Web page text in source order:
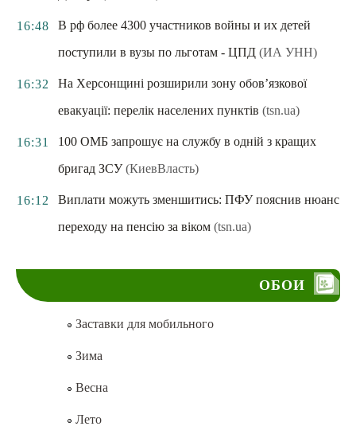
16:48
В рф более 4300 участников войны и их детей
поступили в вузы по льготам - ЦПД (ИА УНН)
16:32
На Херсонщині розширили зону обов’язкової
евакуації: перелік населених пунктів (tsn.ua)
16:31
100 ОМБ запрошує на службу в одній з кращих
бригад ЗСУ (КиевВласть)
16:12
Виплати можуть зменшитись: ПФУ пояснив нюанс
переходу на пенсію за віком (tsn.ua)
ОБОИ
Заставки для мобильного
Зима
Весна
Лето